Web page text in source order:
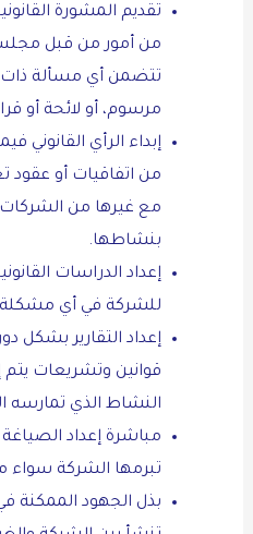
تقديم المشورة
من أمور من قبل مجلس
تتضمن أي مسألة ذات
مرسوم، أو لائحة أو
إبداء الرأي القانوني
من اتفاقيات أو عقود
مع غيرها من الشركات
بنشاطها.
إعداد الدراسات
للشركة في أي
إعداد التقارير
قوانين وتشريعات يتم
النشاط الذي تمارسه
مباشرة إعداد الصياغة
تبرمها الشركة سواء
بذل الجهود الممكنة